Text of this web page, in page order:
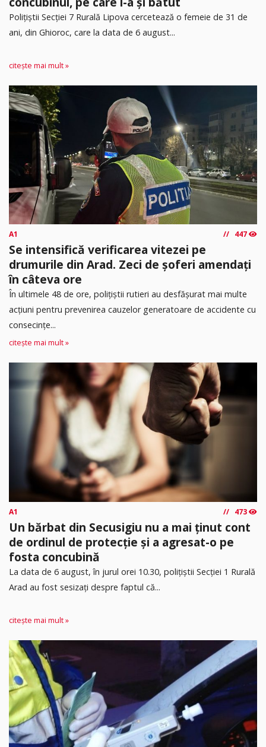
​Polițiștii Secției 7 Rurală Lipova cercetează o femeie de 31 de
ani, din Ghioroc, care la data de 6 august...
citește mai mult »
A1 447
Se intensifică verificarea vitezei pe
drumurile din Arad. Zeci de șoferi amendați
în câteva ore
În ultimele 48 de ore, polițiștii rutieri au desfășurat mai multe
acțiuni pentru prevenirea cauzelor generatoare de accidente cu
consecințe...
citește mai mult »
A1 473
Un bărbat din Secusigiu nu a mai ținut cont
de ordinul de protecție și a agresat-o pe
fosta concubină
​La data de 6 august, în jurul orei 10.30, polițiștii Secției 1 Rurală
Arad au fost sesizați despre faptul că...
citește mai mult »